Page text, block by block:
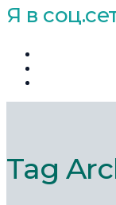
Я в
Tag